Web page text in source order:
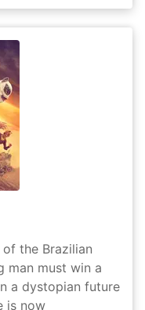
the Brazilian
man must win a
a dystopian future
is now